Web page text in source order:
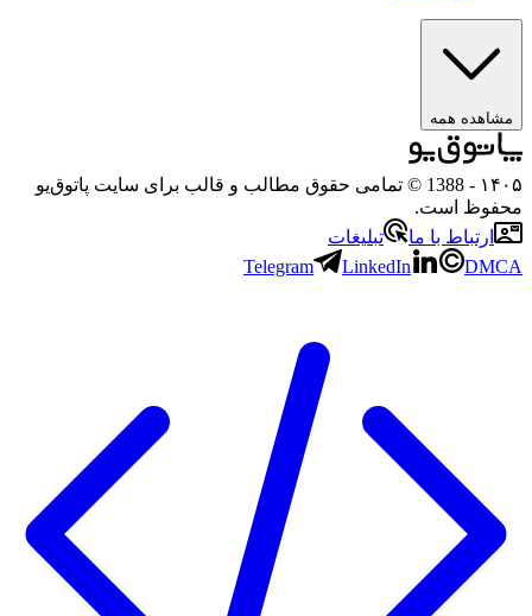
مشاهده همه
۱۴۰۵
- 1388 © تمامی حقوق مطالب و قالب برای سایت پاتوق‌یو
محفوظ است.
ارتباط با ما
تبلیغات
Telegram
LinkedIn DMCA